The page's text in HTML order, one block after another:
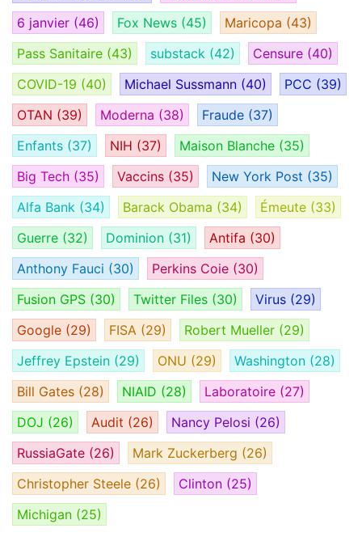
6 janvier (46) Fox News (45) Maricopa (43)
Pass Sanitaire (43) substack (42) Censure (40)
COVID-19 (40) Michael Sussmann (40) PCC (39)
OTAN (39) Moderna (38) Fraude (37)
Enfants (37) NIH (37) Maison Blanche (35)
Big Tech (35) Vaccins (35) New York Post (35)
Alfa Bank (34) Barack Obama (34) Émeute (33)
Guerre (32) Dominion (31) Antifa (30)
Anthony Fauci (30) Perkins Coie (30)
Fusion GPS (30) Twitter Files (30) Virus (29)
Google (29) FISA (29) Robert Mueller (29)
Jeffrey Epstein (29) ONU (29) Washington (28)
Bill Gates (28) NIAID (28) Laboratoire (27)
DOJ (26) Audit (26) Nancy Pelosi (26)
RussiaGate (26) Mark Zuckerberg (26)
Christopher Steele (26) Clinton (25)
Michigan (25)